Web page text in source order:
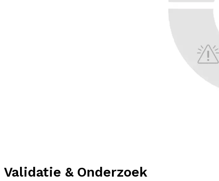
Validatie & Onderzoek